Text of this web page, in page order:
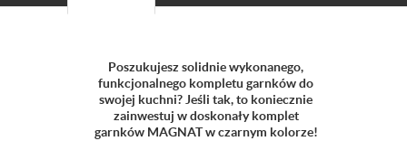
Poszukujesz solidnie wykonanego,
funkcjonalnego kompletu garnków do
swojej kuchni? Jeśli tak, to koniecznie
zainwestuj w doskonały komplet
garnków MAGNAT w czarnym kolorze!